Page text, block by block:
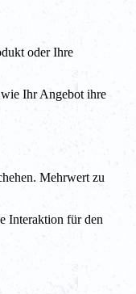
oder Ihre
Ihr Angebot ihre
Mehrwert zu
Interaktion für den